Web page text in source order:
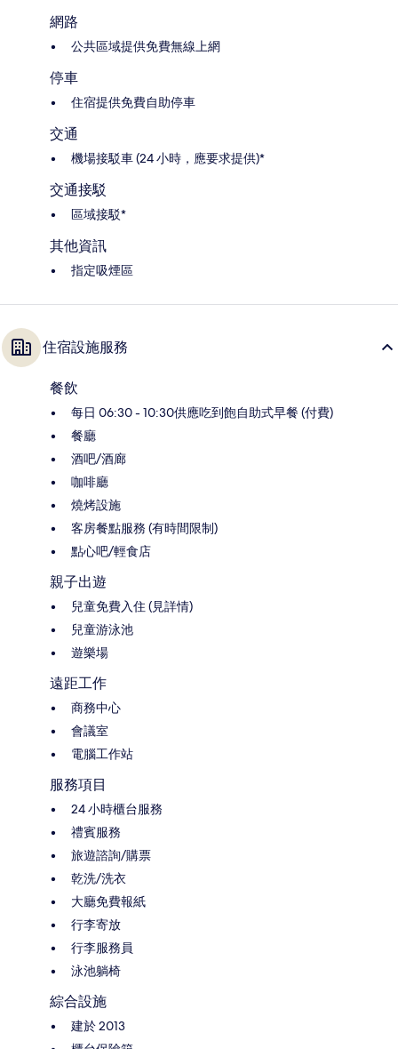
網路
公共區域提供免費無線上網
停車
住宿提供免費自助停車
交通
機場接駁車 (24 小時，應要求提供)*
交通接駁
區域接駁*
其他資訊
指定吸煙區
住宿設施服務
餐飲
每日 06:30 - 10:30供應吃到飽自助式早餐 (付費)
餐廳
酒吧/酒廊
咖啡廳
燒烤設施
客房餐點服務 (有時間限制)
點心吧/輕食店
親子出遊
兒童免費入住 (見詳情)
兒童游泳池
遊樂場
遠距工作
商務中心
會議室
電腦工作站
服務項目
24 小時櫃台服務
禮賓服務
旅遊諮詢/購票
乾洗/洗衣
大廳免費報紙
行李寄放
行李服務員
泳池躺椅
綜合設施
建於 2013